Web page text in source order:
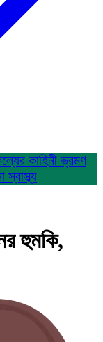
কাহিনীভ্রমণ
স্বাস্থ্য
হুমকি,